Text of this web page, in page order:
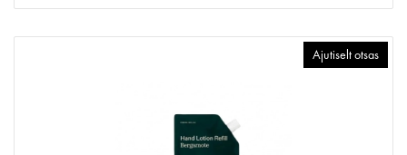
Ajutiselt otsas